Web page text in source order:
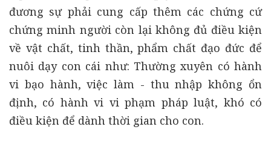
đương sự phải cung cấp thêm các chứng cứ
chứng minh người còn lại không đủ điều kiện
về vật chất, tinh thần, phẩm chất đạo đức để
nuôi dạy con cái như: Thường xuyên có hành
vi bạo hành, việc làm - thu nhập không ổn
định, có hành vi vi phạm pháp luật, khó có
điều kiện để dành thời gian cho con.